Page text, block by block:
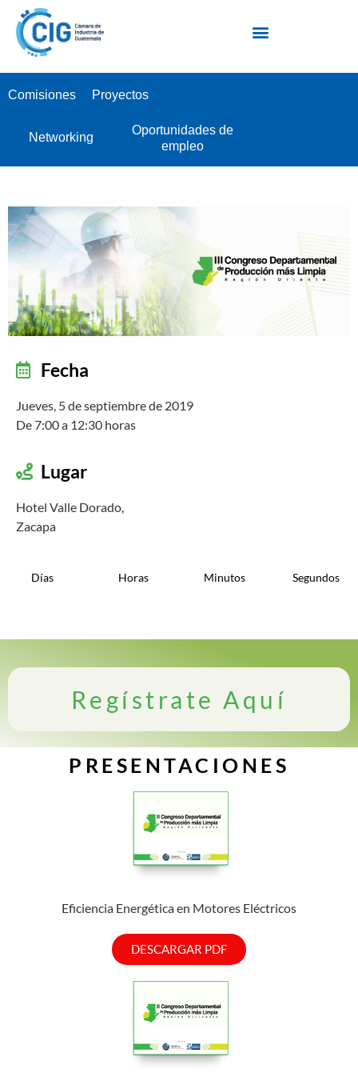
Comisiones Proyectos
Networking
Oportunidades de
empleo
Fecha
Jueves, 5 de septiembre de 2019
De 7:00 a 12:30 horas
Lugar
Hotel Valle Dorado,
Zacapa
Días Horas Minutos Segundos
Regístrate Aquí
PRESENTACIONES
Eficiencia Energética en Motores Eléctricos
DESCARGAR PDF